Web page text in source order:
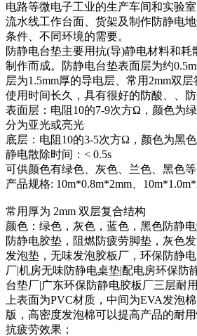
电路等微电子工业的生产车间和实验
流水线工作台面、货架及制作防静电
条件、不同环境的需要。
防静电台垫主要用抗(导)静电材料和
制作而成。防静电台垫表面层为约
层为1.5mm厚的导电层、常用2mm双
使用时间长久，具有很好的防酸、、防
表面层：电阻10的7-9次方Ω，颜色为
分为亚光或亮光
底层：电阻10的3-5次方Ω，颜色为黑色
静电散除时间：< 0.5s
可供颜色有绿色、灰色、兰色、黑色等
产品规格: 10m*0.8m*2mm、
常用厚为 2mm 双层复合结构
颜色：绿色，灰色，蓝色，黑色防静
防静电胶垫，阻燃防疲劳脚垫，灰色
发泡垫，无味发泡胶板厂，环保防静
厂|机房无味防静电桌垫|配电房环保防
台垫厂|广东环保防静电胶板厂三层耐
上表面为PVC材质，中间为EVA发泡
版，高密度发泡棉可以提高产品的耐
抗疲劳效果；